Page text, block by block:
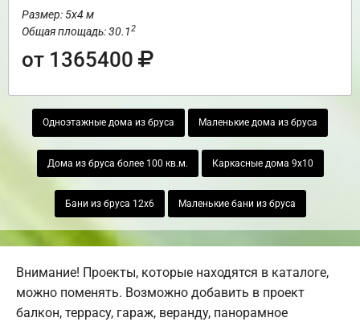
Размер: 5х4 м
Общая площадь: 30.12
от 1365400
Одноэтажные дома из бруса Маленькие дома из бруса
Дома из бруса более 100 кв.м. Каркасные дома 9х10
Бани из бруса 12х6 Маленькие бани из бруса
Внимание! Проекты, которые находятся в каталоге,
можно поменять. Возможно добавить в проект
балкон, террасу, гараж, веранду, панорамное